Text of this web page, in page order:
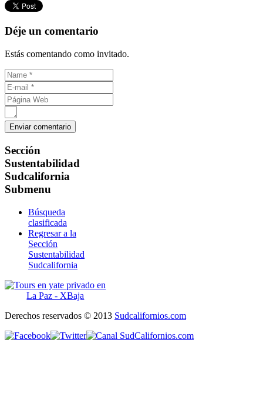
Déje un comentario
Estás comentando como invitado.
Sección
Sustentabilidad
Sudcalifornia
Submenu
Búsqueda
clasificada
Regresar a la
Sección
Sustentabilidad
Sudcalifornia
Derechos reservados © 2013 Sudcalifornios.com